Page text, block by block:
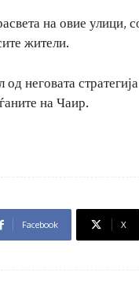
на овие
жители.
неговата
на Чаир.
Facebook X